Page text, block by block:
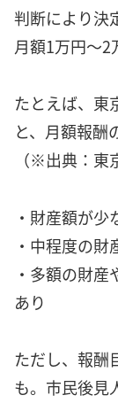
判断により決
月額1万円〜2
たとえば、東
と、月額報酬
（※出典：東
・財産額が
・中程度の
・多額の財
あり
ただし、報酬
も。市民後見